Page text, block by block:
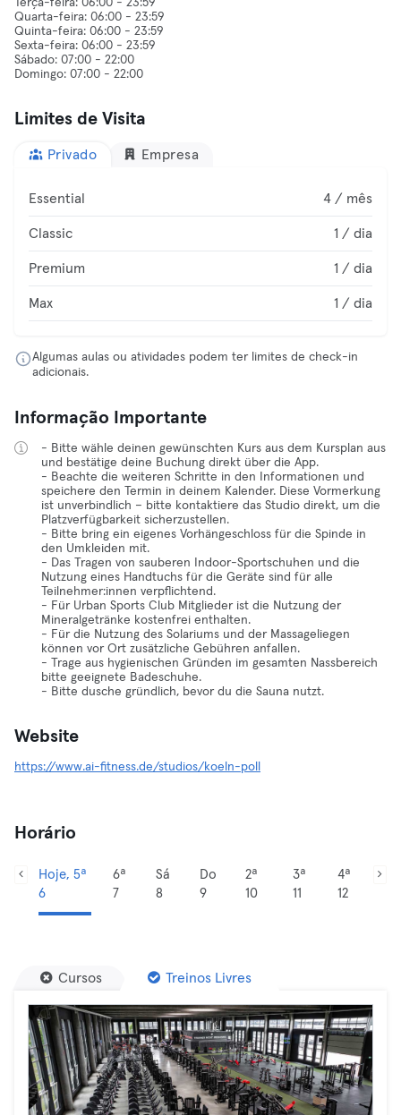
Terça-feira: 06:00 - 23:59
Quarta-feira: 06:00 - 23:59
Quinta-feira: 06:00 - 23:59
Sexta-feira: 06:00 - 23:59
Sábado: 07:00 - 22:00
Limites de Visita
Privado Empresa
Essential 4 / mês
Classic 1 / dia
Premium 1 / dia
Max 1 / dia
Algumas aulas ou atividades podem ter limites de check-in
adicionais.
Informação Importante
- Bitte wähle deinen gewünschten Kurs aus dem Kursplan aus
und bestätige deine Buchung direkt über die App.
- Beachte die weiteren Schritte in den Informationen und
speichere den Termin in deinem Kalender. Diese Vormerkung
ist unverbindlich – bitte kontaktiere das Studio direkt, um die
Platzverfügbarkeit sicherzustellen.
- Bitte bring ein eigenes Vorhängeschloss für die Spinde in
den Umkleiden mit.
- Das Tragen von sauberen Indoor-Sportschuhen und die
Nutzung eines Handtuchs für die Geräte sind für alle
Teilnehmer:innen verpflichtend.
- Für Urban Sports Club Mitglieder ist die Nutzung der
Mineralgetränke kostenfrei enthalten.
- Für die Nutzung des Solariums und der Massageliegen
können vor Ort zusätzliche Gebühren anfallen.
- Trage aus hygienischen Gründen im gesamten Nassbereich
bitte geeignete Badeschuhe.
- Bitte dusche gründlich, bevor du die Sauna nutzt.
Website
https://www.ai-fitness.de/studios/koeln-poll
Horário
Hoje, 5ª
6
6ª
7
Sá
8
Do
9
2ª
10
3ª
11
4ª
12
Cursos Treinos Livres